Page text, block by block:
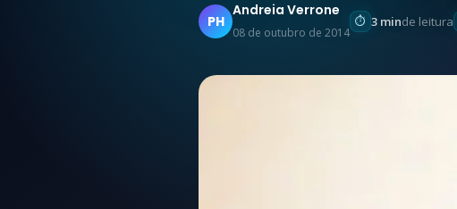
PH
Andreia Verrone
08 de outubro de 2014
3 minde leitura